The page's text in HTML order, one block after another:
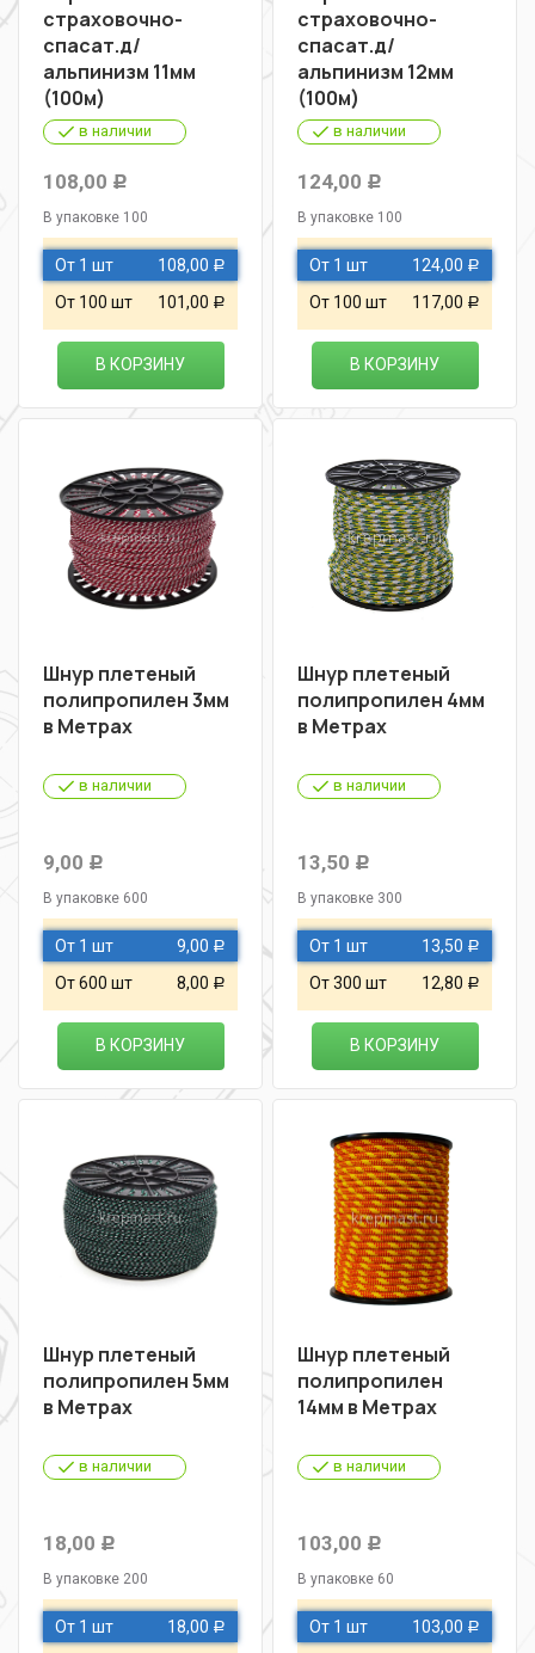
страховочно-
спасат.д/
альпинизм 11мм
(100м)
в наличии
108,00 Р
В упаковке 100
От 1 шт 108,00 Р
От 100 шт 101,00 Р
В КОРЗИНУ
страховочно-
спасат.д/
альпинизм 12мм
(100м)
в наличии
124,00 Р
В упаковке 100
От 1 шт 124,00 Р
От 100 шт 117,00 Р
В КОРЗИНУ
Шнур плетеный
полипропилен 3мм
в Метрах
в наличии
9,00 Р
В упаковке 600
От 1 шт 9,00 Р
От 600 шт 8,00 Р
В КОРЗИНУ
Шнур плетеный
полипропилен 4мм
в Метрах
в наличии
13,50 Р
В упаковке 300
От 1 шт 13,50 Р
От 300 шт 12,80 Р
В КОРЗИНУ
Шнур плетеный
полипропилен 5мм
в Метрах
в наличии
18,00 Р
В упаковке 200
От 1 шт 18,00 Р
Шнур плетеный
полипропилен
14мм в Метрах
в наличии
103,00 Р
В упаковке 60
От 1 шт 103,00 Р